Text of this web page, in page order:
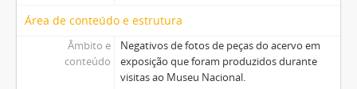
Área de conteúdo e estrutura
Âmbito e
conteúdo
Negativos de fotos de peças do acervo em
exposição que foram produzidos durante
visitas ao Museu Nacional.